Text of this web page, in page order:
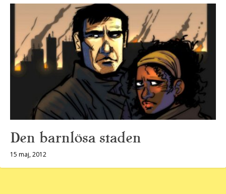
Den barnlösa staden
15 maj, 2012